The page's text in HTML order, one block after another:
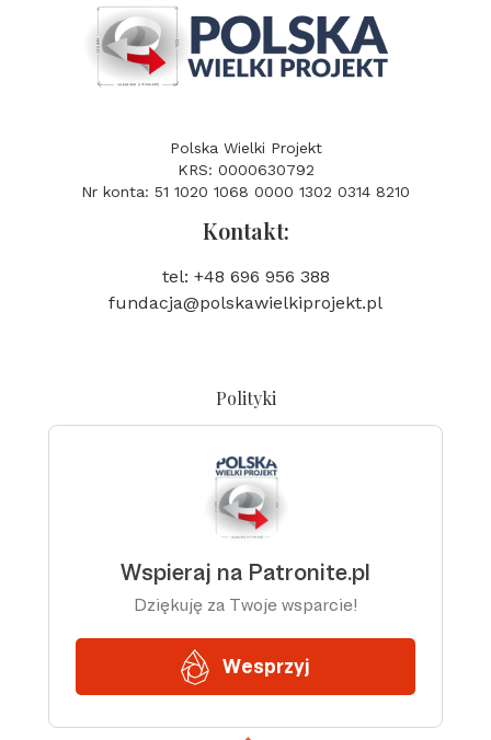
Polska Wielki Projekt
KRS: 0000630792
Nr konta: 51 1020 1068 0000 1302 0314 8210
Kontakt:
tel: +48 696 956 388
fundacja@polskawielkiprojekt.pl
Polityki